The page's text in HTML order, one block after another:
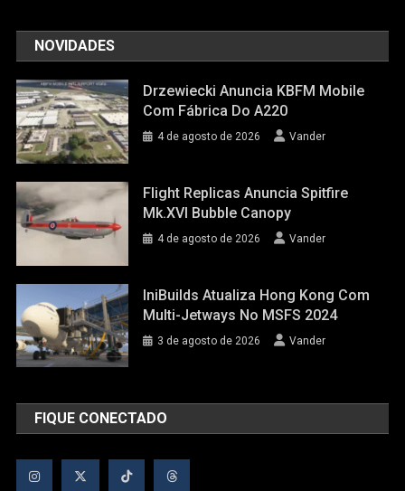
NOVIDADES
Drzewiecki Anuncia KBFM Mobile
Com Fábrica Do A220
4 de agosto de 2026 Vander
Flight Replicas Anuncia Spitfire
Mk.XVI Bubble Canopy
4 de agosto de 2026 Vander
IniBuilds Atualiza Hong Kong Com
Multi-Jetways No MSFS 2024
3 de agosto de 2026 Vander
FIQUE CONECTADO